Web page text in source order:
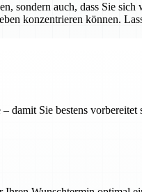
sondern auch, dass Sie
konzentrieren können.
damit Sie bestens vorbereitet